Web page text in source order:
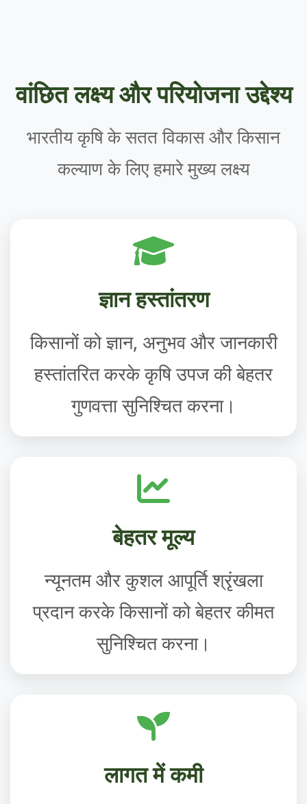
वांछित लक्ष्य और परियोजना उद्देश्य
भारतीय कृषि के सतत विकास और किसान
कल्याण के लिए हमारे मुख्य लक्ष्य
ज्ञान हस्तांतरण
किसानों को ज्ञान, अनुभव और जानकारी
हस्तांतरित करके कृषि उपज की बेहतर
गुणवत्ता सुनिश्चित करना।
बेहतर मूल्य
न्यूनतम और कुशल आपूर्ति श्रृंखला
प्रदान करके किसानों को बेहतर कीमत
सुनिश्चित करना।
लागत में कमी